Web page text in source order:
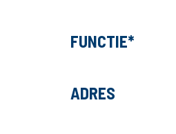
FUNCTIE
ADRES